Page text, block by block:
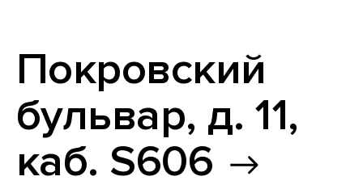
Покровский
бульвар, д. 11,
каб. S606